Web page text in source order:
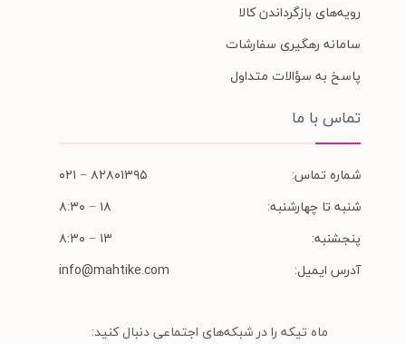
رویه‌های بازگرداندن کالا
سامانه رهگیری سفارشات
پاسخ به سؤالات متداول
تماس با ما
شماره تماس:
۸۲۸۰۱۳۹۵ − ۰۲۱
شنبه تا چهارشنبه:
۱۸ − ۸:۳۰
پنجشنبه:
۱۳ − ۸:۳۰
آدرس ایمیل:
info@mahtike.com
ماه تیکه را در شبکه‌های اجتماعی دنبال کنید: